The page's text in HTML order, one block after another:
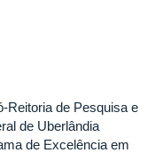
Reitoria de Pesquisa e
de Uberlândia
de Excelência em